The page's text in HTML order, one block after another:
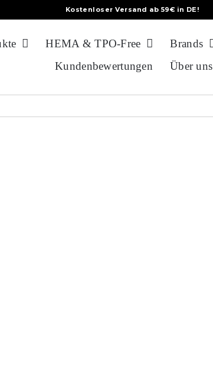
Kostenloser Versand ab 59€ in DE!
HEMA & TPO-Free Brands
Kundenbewertungen
Über uns